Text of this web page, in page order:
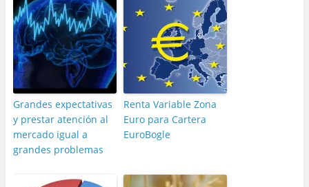
Grandes expectativas
y prestar atención al
mercado igual a
grandes problemas
Renta Variable Zona
Euro para Cartera
EuroBogle